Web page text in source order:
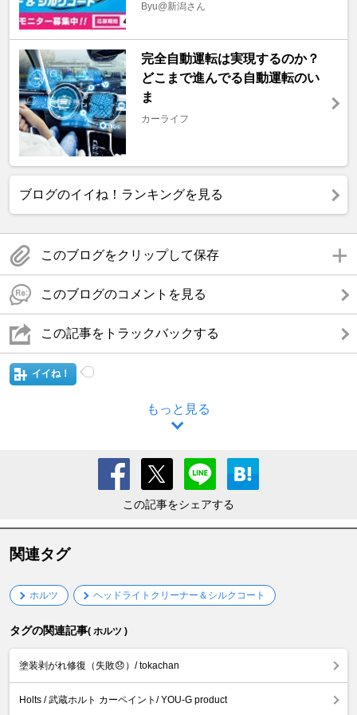
Byu@新潟さん
完全自動運転は実現するのか？
どこまで進んでる自動運転のい
ま
カーライフ
ブログのイイね！ランキングを見る
このブログをクリップして保存
このブログのコメントを見る
この記事をトラックバックする
イイね！
もっと見る
この記事をシェアする
関連タグ
ホルツ ヘッドライトクリーナー＆シルクコート
タグの関連記事( ホルツ )
塗装剥がれ修復（失敗😞）/ tokachan
Holts / 武蔵ホルト カーペイント/ YOU-G product